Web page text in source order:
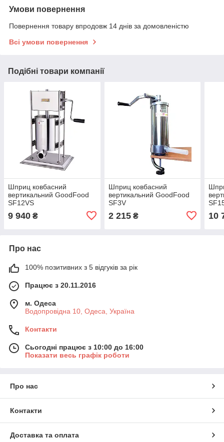
Умови повернення
Повернення товару впродовж 14 днів за домовленістю
Всі умови повернення
Подібні товари компанії
Шприц ковбасний
вертикальний GoodFood
SF12VS
9 940 ₴
Шприц ковбасний
вертикальний GoodFood
SF3V
2 215₴ 10
Про нас
100% позитивних з 5 відгуків за рік
Працює з 20.11.2016
м. Одеса
Водопровідна 10, Одеса, Україна
Контакти
Сьогодні працює з 10:00 до 16:00
Показати весь графік роботи
Про нас
Контакти
Доставка та оплата